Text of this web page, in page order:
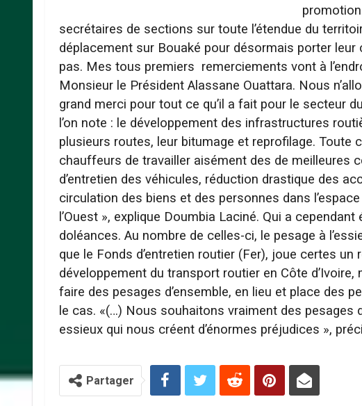
secrétaires de sections sur toute l’étendue du
déplacement sur Bouaké pour désormais porter leur
pas. Mes tous premiers remerciements vont à
Monsieur le Président Alassane Ouattara. Nous
grand merci pour tout ce qu’il a fait pour le secteur
l’on note : le développement des infrastructures
plusieurs routes, leur bitumage et reprofilage. Toute
chauffeurs de travailler aisément des de meilleures
d’entretien des véhicules, réduction drastique des
circulation des biens et des personnes dans
l’Ouest », explique Doumbia Laciné. Qui a
doléances. Au nombre de celles-ci, le pesage à
que le Fonds d’entretien routier (Fer), joue certes un
développement du transport routier en Côte d’Ivoire,
faire des pesages d’ensemble, en lieu et place des
le cas. «(…) Nous souhaitons vraiment des pesages
essieux qui nous créent d’énormes préjudices »,
Partager